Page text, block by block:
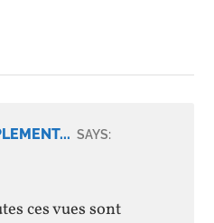
SAYS:
ces vues sont